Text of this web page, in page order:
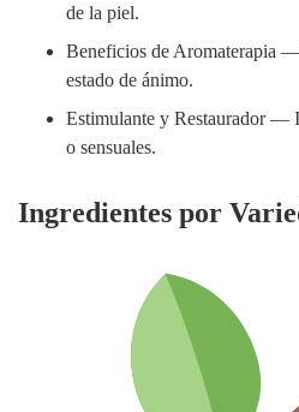
de la piel.
Beneficios de Aromaterapia
estado de ánimo.
Estimulante y Restaurador —
o sensuales.
Ingredientes por